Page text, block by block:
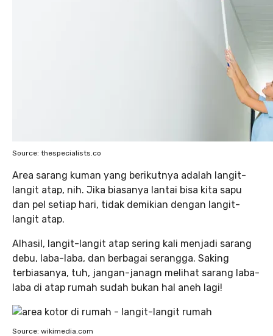
Source: thespecialists.co
Area sarang kuman yang berikutnya adalah langit-
langit atap, nih. Jika biasanya lantai bisa kita sapu
dan pel setiap hari, tidak demikian dengan langit-
langit atap.
Alhasil, langit-langit atap sering kali menjadi sarang
debu, laba-laba, dan berbagai serangga. Saking
terbiasanya, tuh, jangan-janagn melihat sarang laba-
laba di atap rumah sudah bukan hal aneh lagi!
Source: wikimedia.com